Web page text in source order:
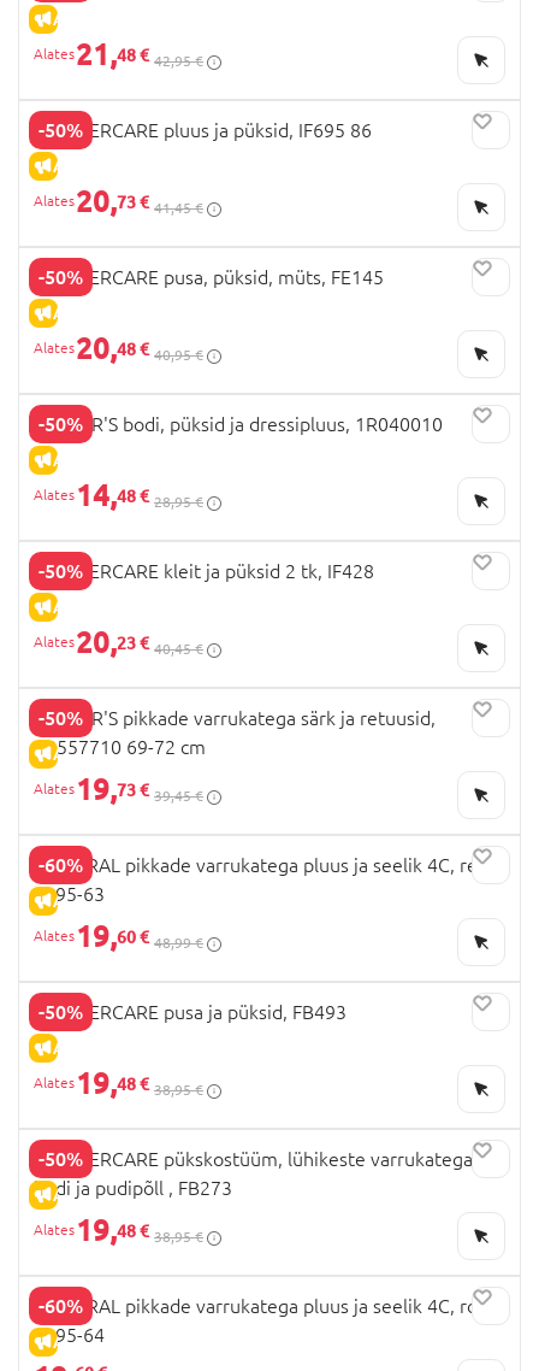
ALLAHINDLUS
21,48 € 42,95 €
-50%
ALLAHINDLUS
MOTHERCARE pluus ja püksid, IF695 86
20,73 € 41,45 €
-50%
ALLAHINDLUS
MOTHERCARE pusa, püksid, müts, FE145
20,48 € 40,95 €
-50%
ALLAHINDLUS
CARTER'S bodi, püksid ja dressipluus, 1R040010
14,48 € 28,95 €
-50%
ALLAHINDLUS
MOTHERCARE kleit ja püksid 2 tk, IF428
20,23 € 40,45 €
-50%
ALLAHINDLUS
CARTER'S pikkade varrukatega särk ja retuusid,
1R557710 69-72 cm
19,73 € 39,45 €
-60%
ALLAHINDLUS
MAYORAL pikkade varrukatega pluus ja seelik 4C, red,
2995-63
19,60 € 48,99 €
-50%
ALLAHINDLUS
MOTHERCARE pusa ja püksid, FB493
19,48 € 38,95 €
-50%
ALLAHINDLUS
MOTHERCARE pükskostüüm, lühikeste varrukatega
bodi ja pudipõll , FB273
19,48 € 38,95 €
-60%
ALLAHINDLUS
MAYORAL pikkade varrukatega pluus ja seelik 4C, rose,
2995-64